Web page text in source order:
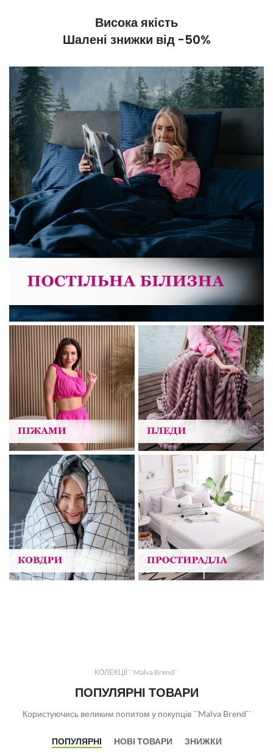
Висока якість
Шалені знижки від -50%
КОЛЕКЦІЇ ``Malva Brend``
ПОПУЛЯРНІ ТОВАРИ
Користуючись великим попитом у покупців ``Malva Brend``
ПОПУЛЯРНІ НОВІ ТОВАРИ ЗНИЖКИ